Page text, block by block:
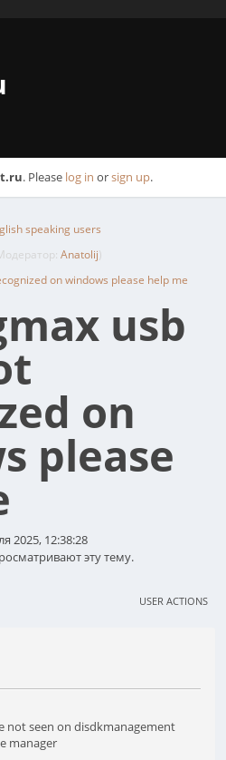
. Please log in orsign up.
speaking users
Anatolij)
on windows please help me
usb
on
please
2025, 12:38:28
эту тему.
USER ACTIONS
not seen on disdkmanagement
manager